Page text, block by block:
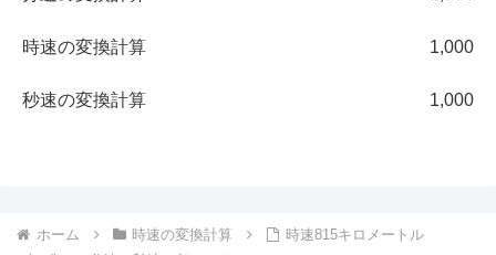
時速の変換計算 1,000
秒速の変換計算 1,000
ホーム 時速の変換計算
時速815キロメートル